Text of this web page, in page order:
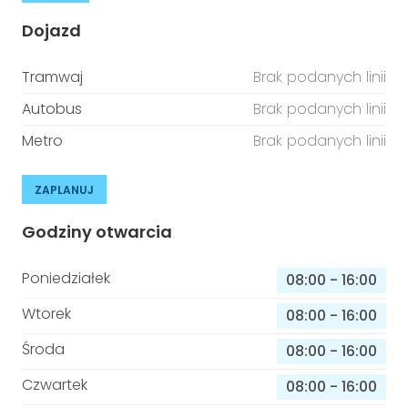
Dojazd
Tramwaj
Brak podanych linii
Autobus
Brak podanych linii
Metro
Brak podanych linii
ZAPLANUJ
Godziny otwarcia
Poniedziałek 08:00 - 16:00
Wtorek
08:00 - 16:00
Środa
08:00 - 16:00
Czwartek
08:00 - 16:00